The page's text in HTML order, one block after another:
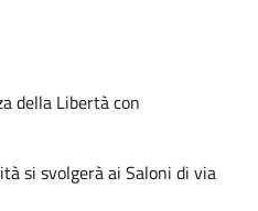
della Libertà con
si svolgerà ai Saloni di via